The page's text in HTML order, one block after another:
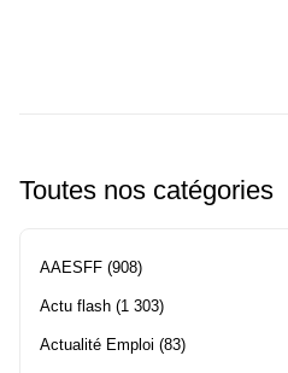
Toutes nos catégories
AAESFF (908)
Actu flash (1 303)
Actualité Emploi (83)